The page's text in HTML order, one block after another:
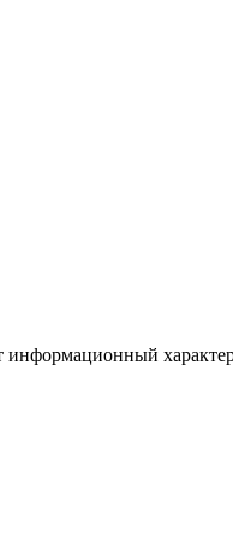
информационный